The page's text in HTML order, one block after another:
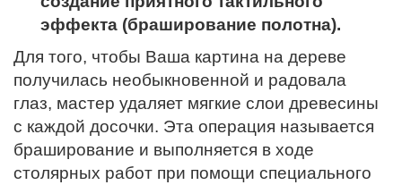
эффекта (браширование полотна).
Для того, чтобы Ваша картина на дереве
получилась необыкновенной и радовала
глаз, мастер удаляет мягкие слои древесины
с каждой досочки. Эта операция называется
браширование и выполняется в ходе
столярных работ при помощи специального